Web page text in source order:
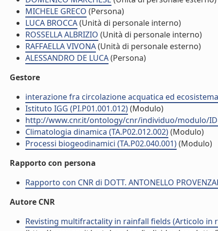
MICHELE GRECO (Persona)
LUCA BROCCA(Unità di personale interno)
ROSSELLA ALBRIZIO (Unità di personale interno)
RAFFAELLA VIVONA(Unità di personale esterno)
ALESSANDRO DE LUCA(Persona)
Gestore
interazione fra circolazione acquatica ed ecosistema
Istituto IGG (PI.P01.001.012)(Modulo)
http://www.cnr.it/ontology/cnr/individuo/modulo/
Climatologia dinamica (TA.P02.012.002)(Modulo)
Processi biogeodinamici (TA.P02.040.001)(Modulo)
Rapporto con persona
Rapporto con CNR di DOTT. ANTONELLO
Autore CNR
Revisting multifractality in rainfall fields (Articolo in